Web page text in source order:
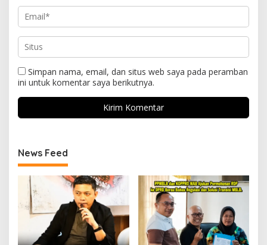
Simpan nama, email, dan situs web saya pada peramban
ini untuk komentar saya berikutnya.
News Feed